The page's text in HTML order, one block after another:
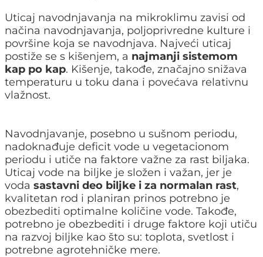
Uticaj navodnjavanja na mikroklimu zavisi od
načina navodnjavanja, poljoprivredne kulture i
površine koja se navodnjava. Najveći uticaj
postiže se s kišenjem, a najmanji sistemom
kap po kap. Kišenje, takođe, značajno snižava
temperaturu u toku dana i povećava relativnu
vlažnost.
Navodnjavanje, posebno u sušnom periodu,
nadoknađuje deficit vode u vegetacionom
periodu i utiče na faktore važne za rast biljaka.
Uticaj vode na biljke je složen i važan, jer je
voda sastavni deo biljke i za normalan rast,
kvalitetan rod i planiran prinos potrebno je
obezbediti optimalne količine vode. Takođe,
potrebno je obezbediti i druge faktore koji utiču
na razvoj biljke kao što su: toplota, svetlost i
potrebne agrotehničke mere.